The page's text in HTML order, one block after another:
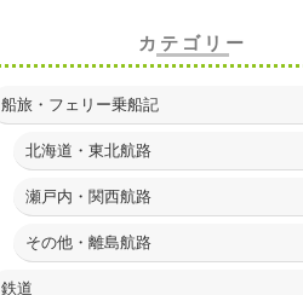
カテゴリー
船旅・フェリー乗船記
北海道・東北航路
瀬戸内・関西航路
その他・離島航路
鉄道